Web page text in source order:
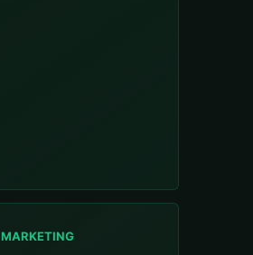
MARKETING